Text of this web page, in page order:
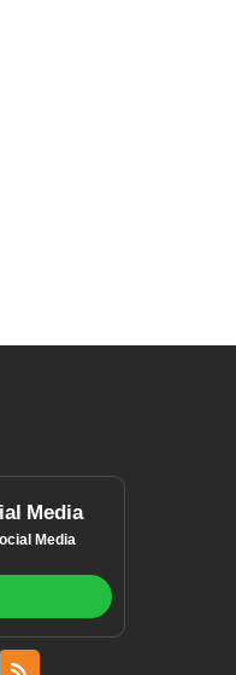
Media
Media